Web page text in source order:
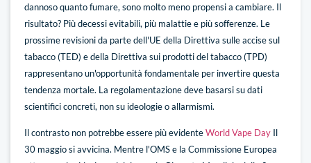
dannoso quanto fumare, sono molto meno propensi a cambiare. Il
risultato? Più decessi evitabili, più malattie e più sofferenze. Le
prossime revisioni da parte dell'UE della Direttiva sulle accise sul
tabacco (TED) e della Direttiva sui prodotti del tabacco (TPD)
rappresentano un'opportunità fondamentale per invertire questa
tendenza mortale. La regolamentazione deve basarsi su dati
scientifici concreti, non su ideologie o allarmismi.
Il contrasto non potrebbe essere più evidenteWorld Vape Day Il
30 maggio si avvicina. Mentre l'OMS e la Commissione Europea